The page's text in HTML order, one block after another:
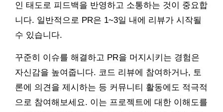
인 태도로 피드백을 반영하고 소통하는 것이 중요합
니다. 일반적으로 PR은 1~3일 내에 리뷰가 시작될
수 있습니다.
꾸준히 이슈를 해결하고 PR을 머지시키는 경험은
자신감을 높여줍니다. 코드 리뷰에 참여하거나, 토
론에 의견을 제시하는 등 커뮤니티 활동에도 적극적
으로 참여해보세요. 이는 프로젝트에 대한 이해도를